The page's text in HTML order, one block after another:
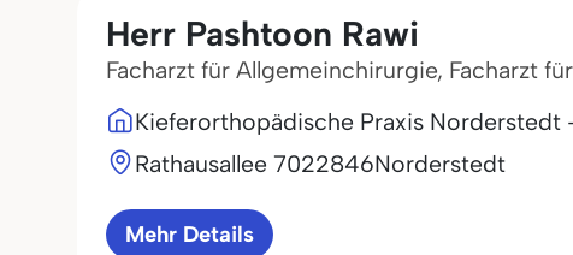
Herr Pashtoon Rawi
Facharzt für Allgemeinchirurgie, Facharzt
Kieferorthopädische Praxis Norderstedt
Rathausallee 7022846Norderstedt
Mehr Details